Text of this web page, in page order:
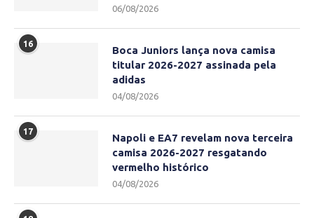
06/08/2026
16
Boca Juniors lança nova camisa
titular 2026-2027 assinada pela
adidas
04/08/2026
17
Napoli e EA7 revelam nova terceira
camisa 2026-2027 resgatando
vermelho histórico
04/08/2026